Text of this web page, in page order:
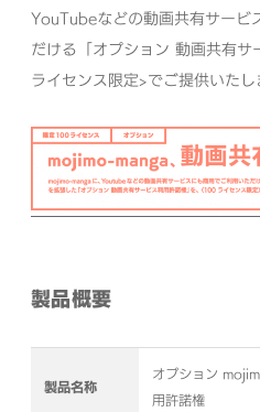
YouTubeなどの動画共有サービ
だける「オプション 動画共有
ライセンス限定>でご提供いたし
製品概要
製品名称
オプション
用許諾権